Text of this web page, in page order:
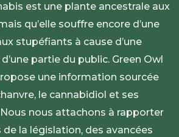
est une plante ancestrale aux
qu’elle souffre encore d’une
stupéfiants à cause d’une
partie du public. Green Owl
une information sourcée
le cannabidiol et ses
nous attachons à rapporter
de la législation, des avancées